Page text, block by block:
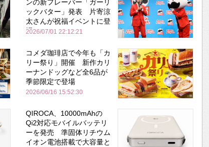
ンの新フレーバー「ガーリ
ックバター」発表 片寄涼
太さんが祝福イベントに登
場
2026/07/01 22:12:21
コメダ珈琲店で今年も「カ
リー祭り」開催 新作カリ
ーナンドッグなど全6品が
季節限定で登場
2026/06/16 15:52:30
QIROCA、10000mAhの
Qi2対応モバイルバッテリ
ーを発売 準固体リチウム
イオン電池搭載で大容量と